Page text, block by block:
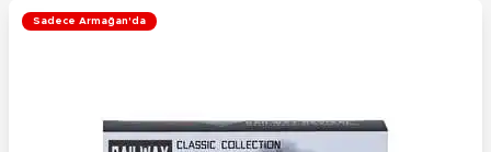
Sadece Armağan'da